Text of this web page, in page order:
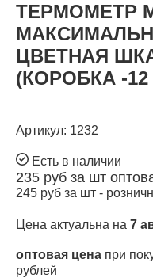
ТЕРМОМЕТР
ЦВЕТНАЯ
(КОРОБКА -
Артикул: 1232
Есть в наличии
235 руб за шт
245 руб за шт -
Цена актуальна на 7
оптовая цена при
рублей